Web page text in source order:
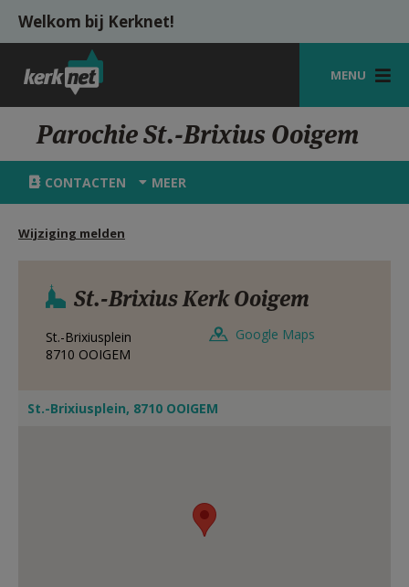
Overslaan en naar de inhoud gaan
Welkom bij Kerknet!
MENU
STARTPAGINA
KERK
VIERINGEN
SHOP
MIJN PAROCHIE
Parochie St.-Brixius Ooigem
CONTACTEN MEER
Wijziging melden
St.-Brixius Kerk Ooigem
St.-Brixiusplein
8710 OOIGEM
Google Maps
St.-Brixiusplein, 8710 OOIGEM